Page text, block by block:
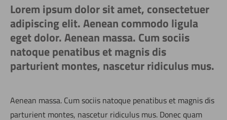
Lorem ipsum dolor sit amet, consectetuer
adipiscing elit. Aenean commodo ligula
eget dolor. Aenean massa. Cum sociis
natoque penatibus et magnis dis
parturient montes, nascetur ridiculus mus.
Aenean massa. Cum sociis natoque penatibus et magnis dis
parturient montes, nascetur ridiculus mus. Donec quam